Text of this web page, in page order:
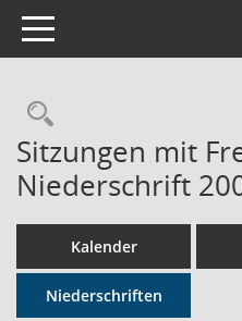
Toggle navigation
Sitzungen mit
Niederschrift
Kalender
Niederschriften